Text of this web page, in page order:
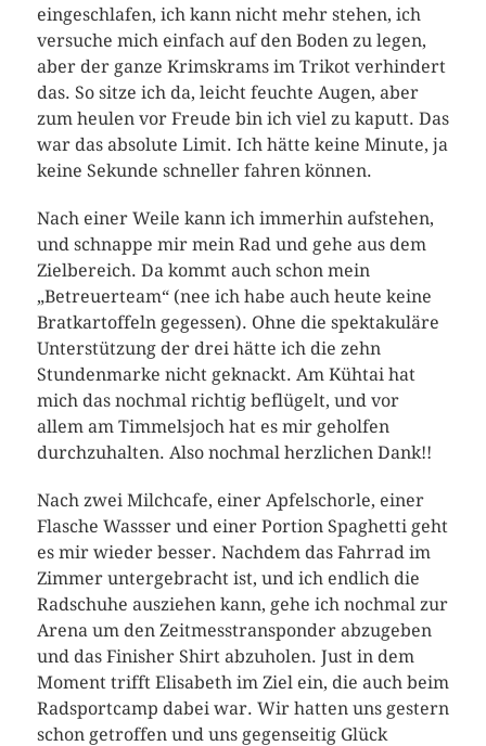
eingeschlafen, ich kann nicht mehr stehen, ich
versuche mich einfach auf den Boden zu legen,
aber der ganze Krimskrams im Trikot verhindert
das. So sitze ich da, leicht feuchte Augen, aber
zum heulen vor Freude bin ich viel zu kaputt. Das
war das absolute Limit. Ich hätte keine Minute, ja
keine Sekunde schneller fahren können.
Nach einer Weile kann ich immerhin aufstehen,
und schnappe mir mein Rad und gehe aus dem
Zielbereich. Da kommt auch schon mein
„Betreuerteam“ (nee ich habe auch heute keine
Bratkartoffeln gegessen). Ohne die spektakuläre
Unterstützung der drei hätte ich die zehn
Stundenmarke nicht geknackt. Am Kühtai hat
mich das nochmal richtig beflügelt, und vor
allem am Timmelsjoch hat es mir geholfen
durchzuhalten. Also nochmal herzlichen Dank!!
Nach zwei Milchcafe, einer Apfelschorle, einer
Flasche Wassser und einer Portion Spaghetti geht
es mir wieder besser. Nachdem das Fahrrad im
Zimmer untergebracht ist, und ich endlich die
Radschuhe ausziehen kann, gehe ich nochmal zur
Arena um den Zeitmesstransponder abzugeben
und das Finisher Shirt abzuholen. Just in dem
Moment trifft Elisabeth im Ziel ein, die auch beim
Radsportcamp dabei war. Wir hatten uns gestern
schon getroffen und uns gegenseitig Glück